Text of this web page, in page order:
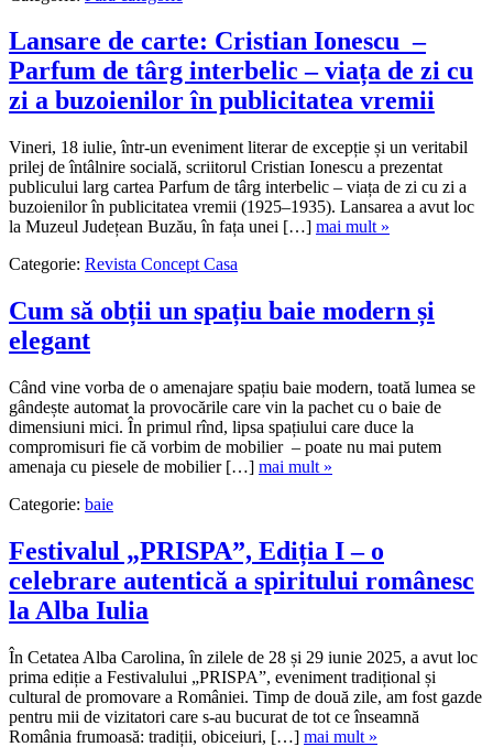
Lansare de carte: Cristian Ionescu –
Parfum de târg interbelic – viața de zi cu
zi a buzoienilor în publicitatea vremii
Vineri, 18 iulie, într-un eveniment literar de excepție și un veritabil
prilej de întâlnire socială, scriitorul Cristian Ionescu a prezentat
publicului larg cartea Parfum de târg interbelic – viața de zi cu zi a
buzoienilor în publicitatea vremii (1925–1935). Lansarea a avut loc
la Muzeul Județean Buzău, în fața unei […] mai mult »
Categorie: Revista Concept Casa
Cum să obții un spațiu baie modern și
elegant
Când vine vorba de o amenajare spațiu baie modern, toată lumea se
gândește automat la provocările care vin la pachet cu o baie de
dimensiuni mici. În primul rînd, lipsa spațiului care duce la
compromisuri fie că vorbim de mobilier – poate nu mai putem
amenaja cu piesele de mobilier […] mai mult »
Categorie: baie
Festivalul „PRISPA”, Ediția I – o
celebrare autentică a spiritului românesc
la Alba Iulia
În Cetatea Alba Carolina, în zilele de 28 și 29 iunie 2025, a avut loc
prima ediție a Festivalului „PRISPA”, eveniment tradițional și
cultural de promovare a României. Timp de două zile, am fost gazde
pentru mii de vizitatori care s-au bucurat de tot ce înseamnă
România frumoasă: tradiții, obiceiuri, […] mai mult »